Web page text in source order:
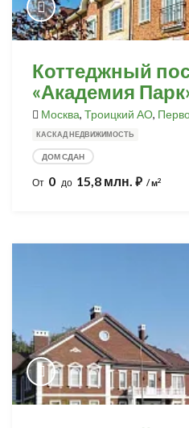
Коттеджный
«Академия
Москва, Троицкий АО,
КАСКАД НЕДВИЖИМОСТЬ
ДОМ СДАН
От 0 до 15,8 млн. ⃏ / м2